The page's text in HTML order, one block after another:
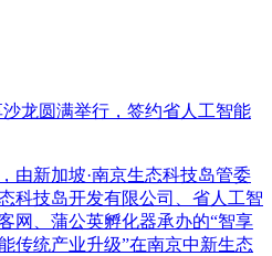
沙龙圆满举行，签约省人工智能
由新加坡·南京生态科技岛管委
科技岛开发有限公司、省人工智
网、蒲公英孵化器承办的“智享
传统产业升级”在南京中新生态